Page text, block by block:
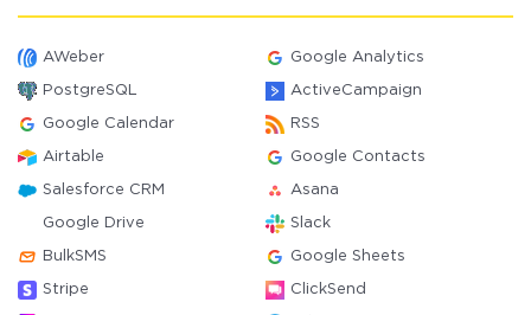
AWeber Google Analytics
PostgreSQL ActiveCampaign
Google Calendar RSS
Airtable Google Contacts
Salesforce CRM Asana
Google Drive Slack
BulkSMS Google Sheets
Stripe ClickSend